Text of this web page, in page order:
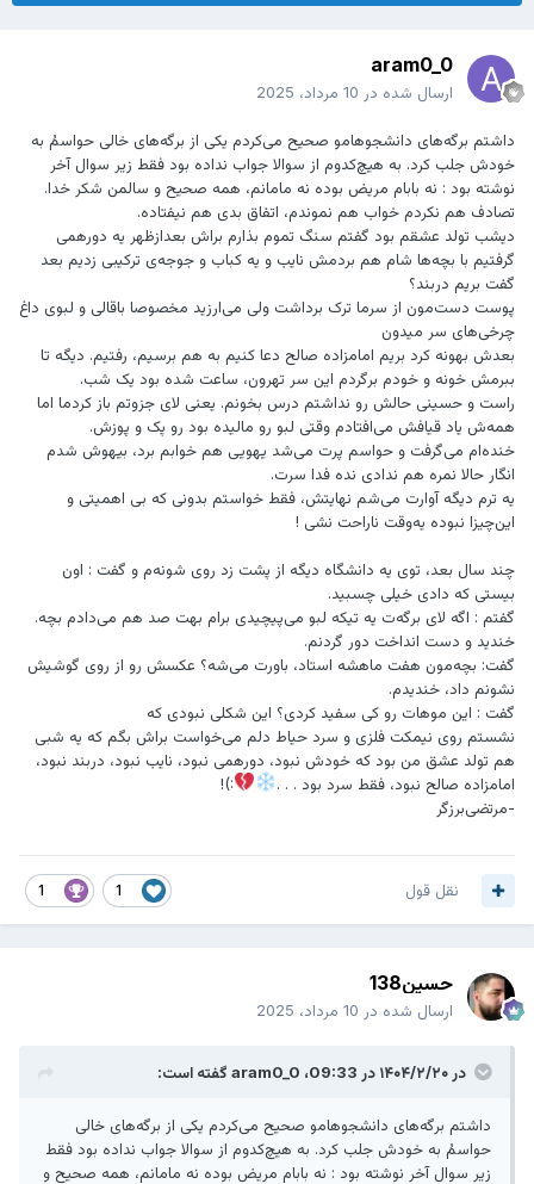
aram0_0
ارسال شده در 10 مرداد، 2025
داشتم برگه‌های دانشجوهامو صحیح می‌کردم یکی از برگه‌های خالی حواسمُ به
خودش جلب کرد. به هیچ‌کدوم از سوالا جواب نداده بود فقط زیر سوال آخر
نوشته بود : نه بابام مریض بوده نه مامانم، همه صحیح و سالمن شکر خدا.
تصادف هم نکردم خواب هم نموندم، اتفاق بدی هم نیفتاده.
دیشب تولد عشقم بود گفتم سنگ تموم بذارم براش بعدازظهر یه دورهمی
گرفتیم با بچه‌ها شام هم بردمش نایب و یه کباب و جوجه‌ی ترکیبی زدیم بعد
گفت بریم دربند؟
پوست دست‌مون از سرما ترک برداشت ولی می‌ارزید مخصوصا باقالی و لبوی داغ
چرخی‌های سر میدون
بعدش بهونه کرد بریم امامزاده صالح دعا کنیم به هم برسیم، رفتیم. دیگه تا
ببرمش خونه و خودم برگردم این سر تهرون، ساعت شده بود یک شب.
راست و حسینی حالش رو نداشتم درس بخونم. یعنی لای جزوتم باز کردما اما
همه‌ش یاد قیافش می‌افتادم وقتی لبو رو مالیده بود رو پک و پوزش.
خنده‌ام می‌گرفت و حواسم پرت می‌شد یهویی هم خوابم برد، بیهوش شدم
انگار حالا نمره هم ندادی نده فدا سرت.
یه ترم دیگه آوارت می‌شم نهایتش، فقط خواستم بدونی که بی‌ اهمیتی و
این‌چیزا نبوده یه‌وقت ناراحت نشی !
چند سال بعد، توی یه دانشگاه دیگه از پشت زد روی شونه‌م و گفت : اون
بیستی که دادی خیلی چسبید.
گفتم : اگه لای برگه‌ت یه تیکه لبو می‌پیچیدی برام بهت صد هم می‌دادم بچه.
خندید و دست انداخت دور گردنم.
گفت: بچه‌مون هفت ماهشه استاد، باورت می‌شه؟ عکسش رو از روی گوشیش
نشونم داد، خندیدم.
گفت : این موهات رو کی سفید کردی؟ این شکلی نبودی که
نشستم روی نیمکت فلزی و سرد حیاط دلم می‌خواست براش بگم که یه شبی
هم تولد عشق من بود که خودش نبود، دورهمی نبود، نایب نبود، دربند نبود،
امامزاده صالح نبود، فقط سرد بود . . .
:)!
-مرتضی‌برزگر
نقل قول
حسین138
ارسال شده در 10 مرداد، 2025
در ۱۴۰۴/۲/۲۰ در 09:33، aram0_0گفته است:
داشتم برگه‌های دانشجوهامو صحیح می‌کردم یکی از برگه‌های خالی
حواسمُ به خودش جلب کرد. به هیچ‌کدوم از سوالا جواب نداده بود فقط
زیر سوال آخر نوشته بود : نه بابام مریض بوده نه مامانم، همه صحیح و